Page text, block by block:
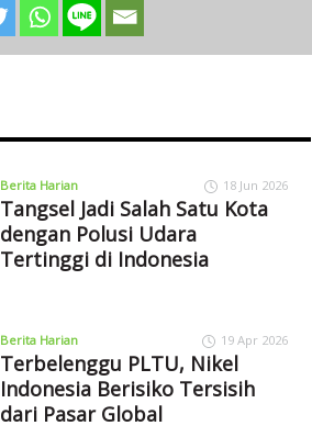
Berita Harian 18 Jun 2026
Tangsel Jadi Salah Satu Kota
dengan Polusi Udara
Tertinggi di Indonesia
Berita Harian 19 Apr 2026
Terbelenggu PLTU, Nikel
Indonesia Berisiko Tersisih
dari Pasar Global